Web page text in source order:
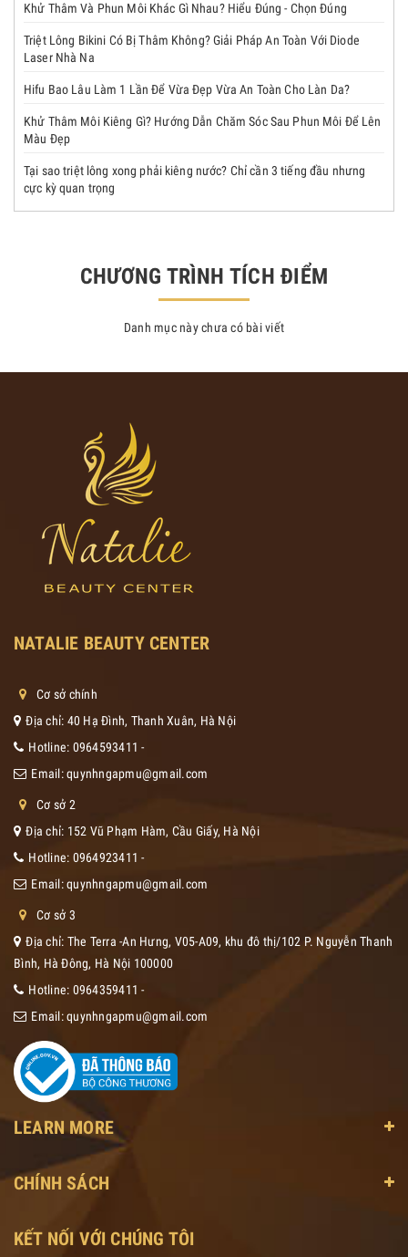
Khử Thâm Và Phun Môi Khác Gì Nhau? Hiểu Đúng - Chọn Đúng
Triệt Lông Bikini Có Bị Thâm Không? Giải Pháp An Toàn Với Diode
Laser Nhà Na
Hifu Bao Lâu Làm 1 Lần Để Vừa Đẹp Vừa An Toàn Cho Làn Da?
Khử Thâm Môi Kiêng Gì? Hướng Dẫn Chăm Sóc Sau Phun Môi Để Lên
Màu Đẹp
Tại sao triệt lông xong phải kiêng nước? Chỉ cần 3 tiếng đầu nhưng
cực kỳ quan trọng
CHƯƠNG TRÌNH TÍCH ĐIỂM
Danh mục này chưa có bài viết
NATALIE BEAUTY CENTER
Cơ sở chính
Địa chỉ: 40 Hạ Đình, Thanh Xuân, Hà Nội
Hotline: 0964593411 -
Email:quynhngapmu@gmail.com
Cơ sở 2
Địa chỉ: 152 Vũ Phạm Hàm, Cầu Giấy, Hà Nội
Hotline: 0964923411 -
Email:quynhngapmu@gmail.com
Cơ sở 3
Địa chỉ: The Terra -An Hưng, V05-A09, khu đô thị/102 P. Nguyễn Thanh
Bình, Hà Đông, Hà Nội 100000
Hotline: 0964359411 -
Email:quynhngapmu@gmail.com
LEARN MORE
CHÍNH SÁCH
KẾT NỐI VỚI CHÚNG TÔI